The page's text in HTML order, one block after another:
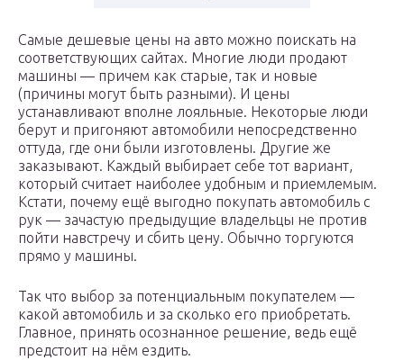
Самые дешевые цены на авто можно поискать на
соответствующих сайтах. Многие люди продают
машины — причем как старые, так и новые
(причины могут быть разными). И цены
устанавливают вполне лояльные. Некоторые люди
берут и пригоняют автомобили непосредственно
оттуда, где они были изготовлены. Другие же
заказывают. Каждый выбирает себе тот вариант,
который считает наиболее удобным и приемлемым.
Кстати, почему ещё выгодно покупать автомобиль с
рук — зачастую предыдущие владельцы не против
пойти навстречу и сбить цену. Обычно торгуются
прямо у машины.
Так что выбор за потенциальным покупателем —
какой автомобиль и за сколько его приобретать.
Главное, принять осознанное решение, ведь ещё
предстоит на нём ездить.